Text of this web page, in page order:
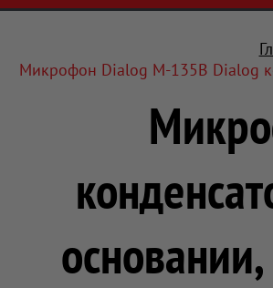
Микрофон Dialog M-135B Dialog